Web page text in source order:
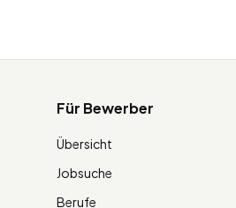
Für Bewerber
Übersicht
Jobsuche
Berufe